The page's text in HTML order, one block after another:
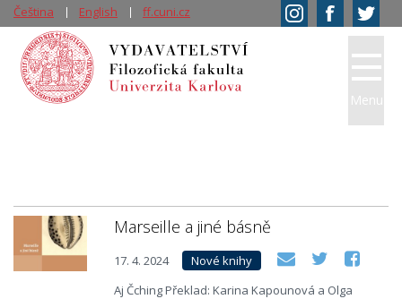
Marseille a jiné básně
17. 4. 2024
Nové knihy
Aj Čching Překlad: Karina Kapounová a Olga
Menu
Čeština English ff.cuni.cz